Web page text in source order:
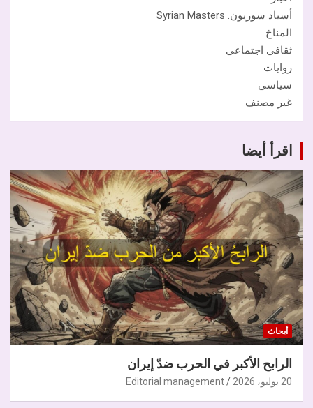
أسياد سوريون. Syrian Masters
المناخ
ثقافي اجتماعي
روايات
سياسي
غير مصنف
اقرأ أيضا
أبحاث
الرابح الأكبر في الحرب ضدّ إيران
20 يوليو، 2026 Editorial management